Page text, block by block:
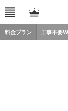
料金プラン 工事不要